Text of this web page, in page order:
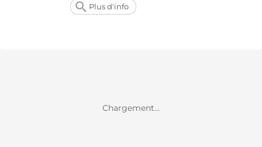
Plus d'info
Chargement...